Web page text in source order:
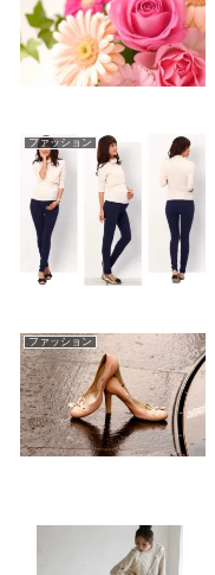
ファッション
ファッション